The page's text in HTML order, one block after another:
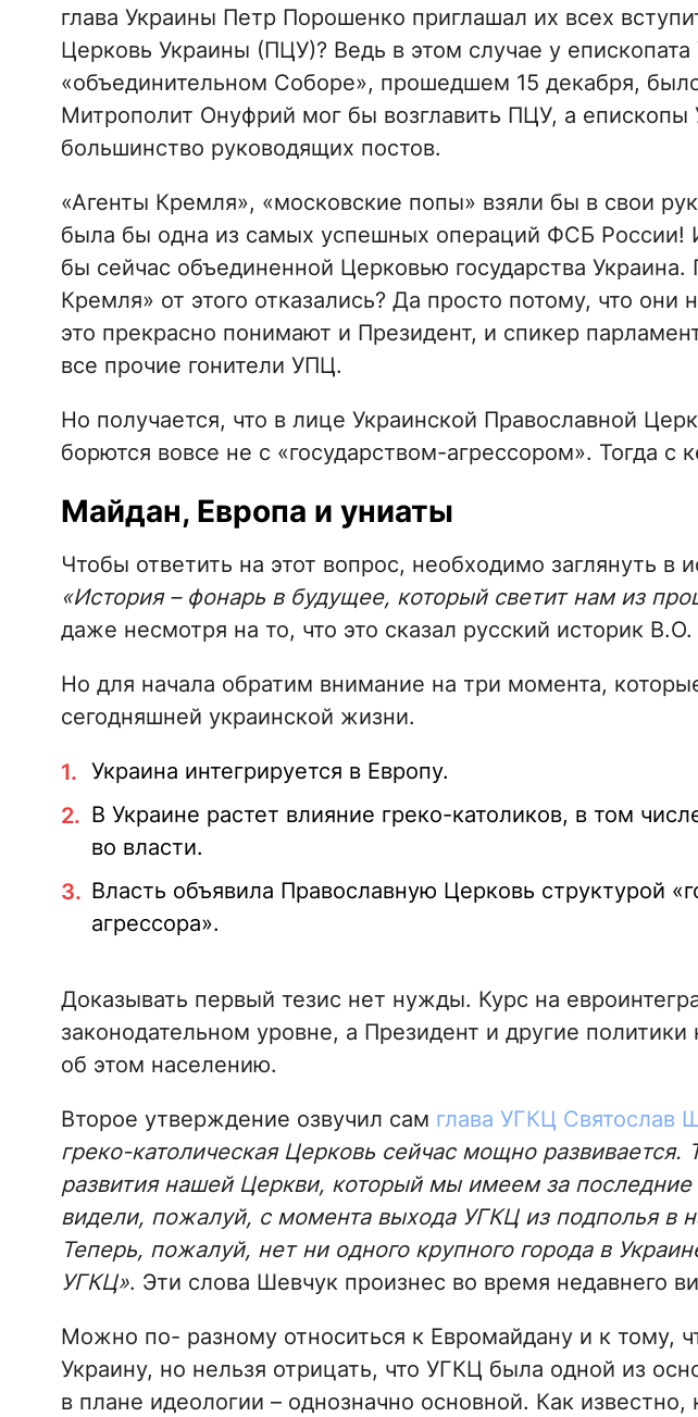
глава Украины Петр Порошенко приглашал их всех
Церковь Украины (ПЦУ)? Ведь в этом случае у
«объединительном Соборе», прошедшем 15 декабря,
Митрополит Онуфрий мог бы возглавить ПЦУ, а епископы
большинство руководящих постов.
«Агенты Кремля», «московские попы» взяли бы в свои
была бы одна из самых успешных операций ФСБ России!
бы сейчас объединенной Церковью государства
Кремля» от этого отказались? Да просто потому, что они
это прекрасно понимают и Президент, и спикер
все прочие гонители УПЦ.
Но получается, что в лице Украинской Православной
борются вовсе не с «государством-агрессором». Тогда с
Майдан, Европа и униаты
Чтобы ответить на этот вопрос, необходимо заглянуть в
«История – фонарь в будущее, который светит нам из
даже несмотря на то, что это сказал русский историк
Но для начала обратим внимание на три момента,
сегодняшней украинской жизни.
Украина интегрируется в Европу.
В Украине растет влияние греко-католиков, в том
во власти.
Власть объявила Православную Церковь структурой
агрессора».
Доказывать первый тезис нет нужды. Курс на
законодательном уровне, а Президент и другие
об этом населению.
Второе утверждение озвучил сам глава УГКЦ Святослав
греко-католическая Церковь сейчас мощно развивается.
развития нашей Церкви, который мы имеем за
видели, пожалуй, с момента выхода УГКЦ из подполья в
Теперь, пожалуй, нет ни одного крупного города в
УГКЦ». Эти слова Шевчук произнес во время недавнего
Можно по- разному относиться к Евромайдану и к тому,
Украину, но нельзя отрицать, что УГКЦ была одной из
в плане идеологии – однозначно основной. Как